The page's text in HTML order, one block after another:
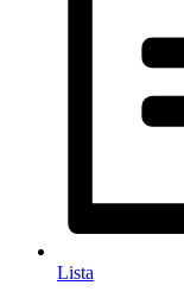
Lista